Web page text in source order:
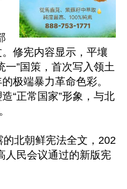
修宪内容显示，平壤
一”国策，首次写入领土
极端暴力革命色彩。
“正常国家”形象，与北
北朝鲜宪法全文，202
人民会议通过的新版宪